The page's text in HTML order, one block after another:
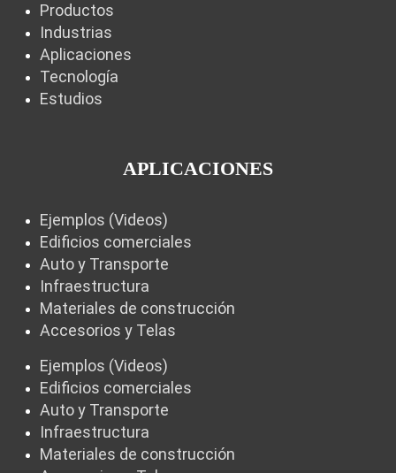
Productos
Industrias
Aplicaciones
Tecnología
Estudios
APLICACIONES
Ejemplos (Videos)
Edificios comerciales
Auto y Transporte
Infraestructura
Materiales de construcción
Accesorios y Telas
Ejemplos (Videos)
Edificios comerciales
Auto y Transporte
Infraestructura
Materiales de construcción